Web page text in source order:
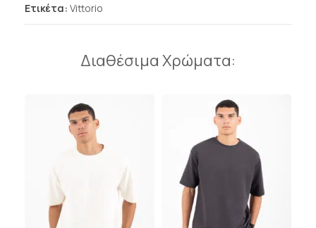
Ετικέτα: Vittorio
Διαθέσιμα Χρώματα: